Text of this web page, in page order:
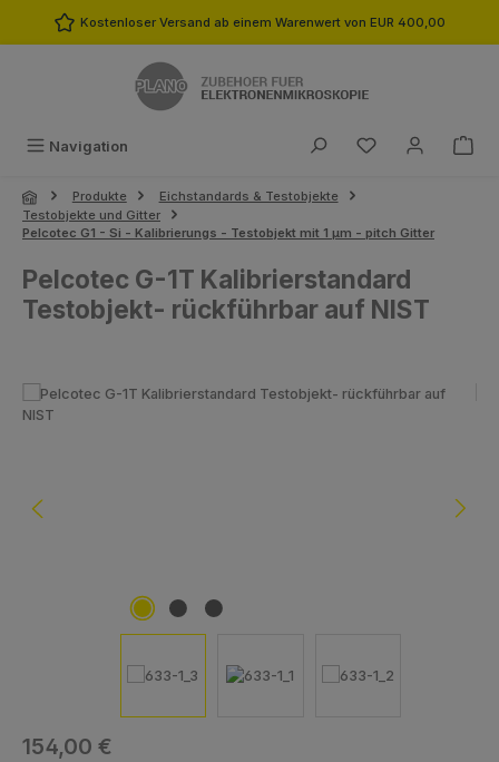
Zum Hauptinhalt springen
Kostenloser Versand ab einem Warenwert von EUR 400,00
Navigation Du hast 0
Produkte
Eichstandards & Testobjekte
Testobjekte und Gitter
Pelcotec G1 - Si - Kalibrierungs - Testobjekt mit 1 µm - pitch Gitter
Pelcotec G-1T Kalibrierstandard
Testobjekt- rückführbar auf NIST
Bildergalerie überspringen
Regulärer Preis:
154,00 €